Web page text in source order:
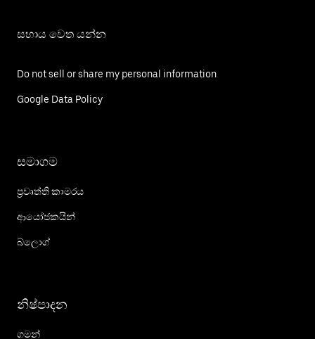
සහාය වෙත යන්න
Do not sell or share my personal information
Google Data Policy
සමාගම
ප්‍රවෘත්ති කාමරය
ආයෝජකයින්
බ්ලොග්
නිෂ්පාදන
ගමන්